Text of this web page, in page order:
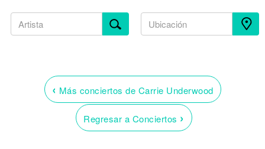
‹ Más conciertos de Carrie Underwood
Regresar a Conciertos ›